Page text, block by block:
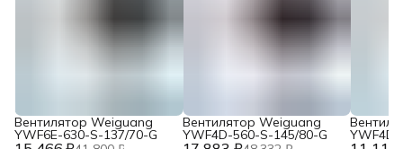
Вентилятор Weiguang
YWF6E-630-S-137/70-G
Вентилятор Weiguang
YWF4D-560-S-145/80-G